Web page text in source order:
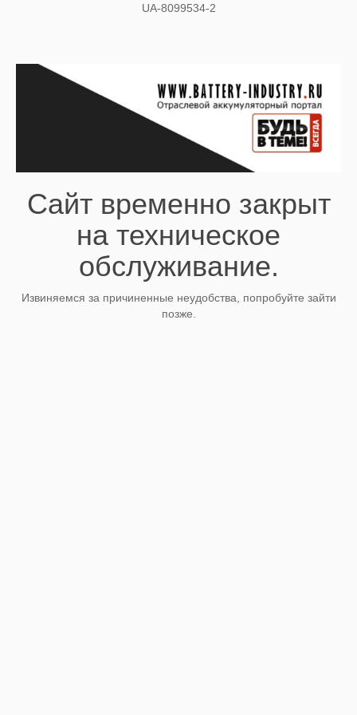
UA-8099534-2
Сайт временно закрыт
на техническое
обслуживание.
Извиняемся за причиненные неудобства, попробуйте зайти
позже.